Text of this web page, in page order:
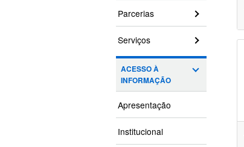
Parcerias
Serviços
ACESSO À
INFORMAÇÃO
Apresentação
Institucional